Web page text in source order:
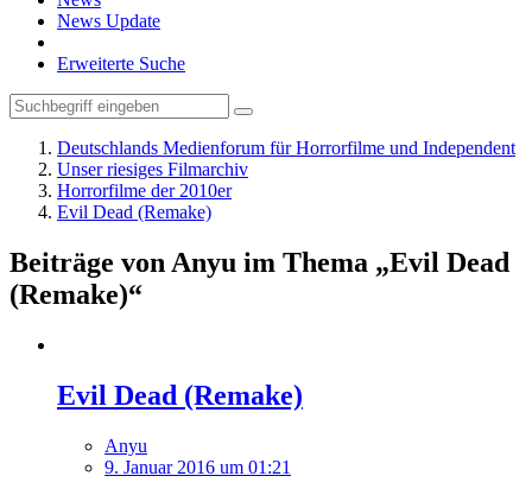
News Update
Erweiterte Suche
Deutschlands Medienforum für Horrorfilme und Independent
Unser riesiges Filmarchiv
Horrorfilme der 2010er
Evil Dead (Remake)
Beiträge von Anyu im Thema „Evil Dead
(Remake)“
Evil Dead (Remake)
Anyu
9. Januar 2016 um 01:21